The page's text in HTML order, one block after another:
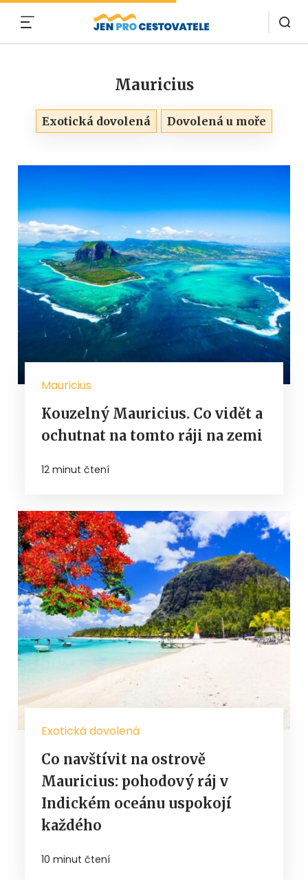
Mauricius
Exotická dovolená Dovolená u moře
Mauricius
Kouzelný Mauricius. Co vidět a
ochutnat na tomto ráji na zemi
12 minut čtení
Exotická dovolená
Co navštívit na ostrově
Mauricius: pohodový ráj v
Indickém oceánu uspokojí
každého
10 minut čtení